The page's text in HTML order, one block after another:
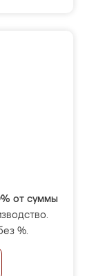
от суммы
%.